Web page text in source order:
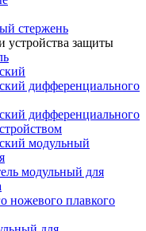
стержень
устройства защиты
дифференциального
дифференциального
модульный
модульный для
ножевого плавкого